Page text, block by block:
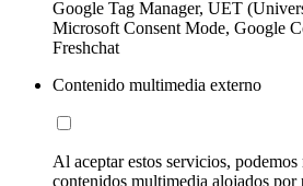
Google Tag Manager, UET
Microsoft Consent Mode, Google
Freshchat
Contenido multimedia externo
Al aceptar estos servicios,
contenidos multimedia alojados por